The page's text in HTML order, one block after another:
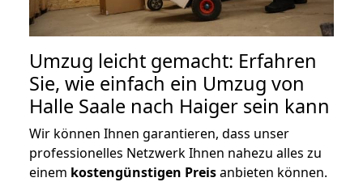
Umzug leicht gemacht: Erfahren
Sie, wie einfach ein Umzug von
Halle Saale nach Haiger sein kann
Wir können Ihnen garantieren, dass unser
professionelles Netzwerk Ihnen nahezu alles zu
einem kostengünstigen Preisanbieten können.